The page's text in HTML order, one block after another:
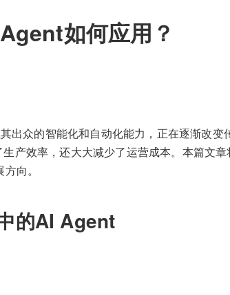
如何应用？
出众的智能化和自动化能力，正在逐渐改
产效率，还大大减少了运营成本。本篇文
向。
的AI Agent